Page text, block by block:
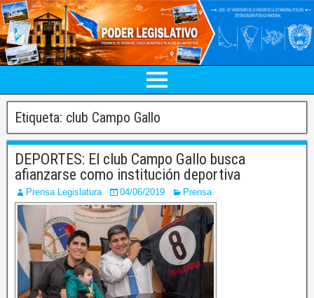
Etiqueta: club Campo Gallo
DEPORTES: El club Campo Gallo busca
afianzarse como institución deportiva
Prensa Legislatura 04/06/2019 Prensa